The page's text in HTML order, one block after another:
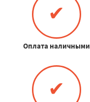
✔
Оплата наличными
✔